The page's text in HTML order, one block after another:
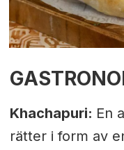
Khachapuri: En
rätter i form av